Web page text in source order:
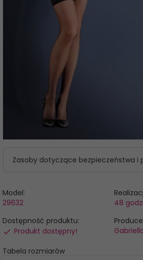
Zasoby dotyczące bezpieczeństwa i
Model:
29632
48
Dostępność produktu:
Produkt dostępny!
Tabela rozmiarów